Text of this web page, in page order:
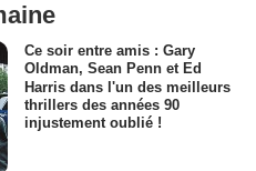
Ce soir entre amis : Gary
Oldman, Sean Penn et Ed
Harris dans l'un des meilleurs
thrillers des années 90
injustement oublié !